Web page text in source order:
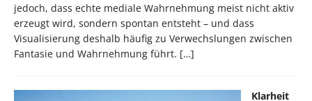
jedoch, dass echte mediale Wahrnehmung meist nicht aktiv
erzeugt wird, sondern spontan entsteht – und dass
Visualisierung deshalb häufig zu Verwechslungen zwischen
Fantasie und Wahrnehmung führt. […]
Klarheit